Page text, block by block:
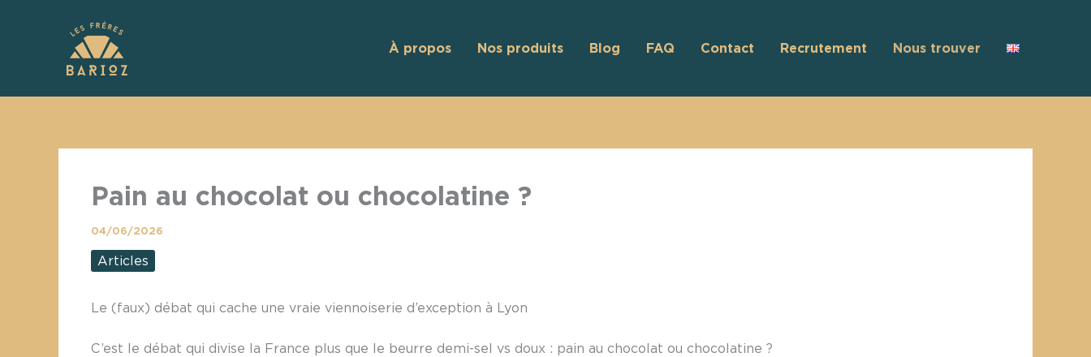
À propos Nos produits Blog FAQ Contact Recrutement Nous trouver
Pain au chocolat ou chocolatine ?
04/06/2026
Articles
Le (faux) débat qui cache une vraie viennoiserie d’exception à Lyon
C’est le débat qui divise la France plus que le beurre demi-sel vs doux : pain au chocolat ou chocolatine ?